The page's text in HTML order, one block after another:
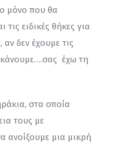
μόνο που θα
τις ειδικές θήκες για
δεν έχουμε τις
έχω τη
στα οποία
τους με
ανοίξουμε μια μικρή